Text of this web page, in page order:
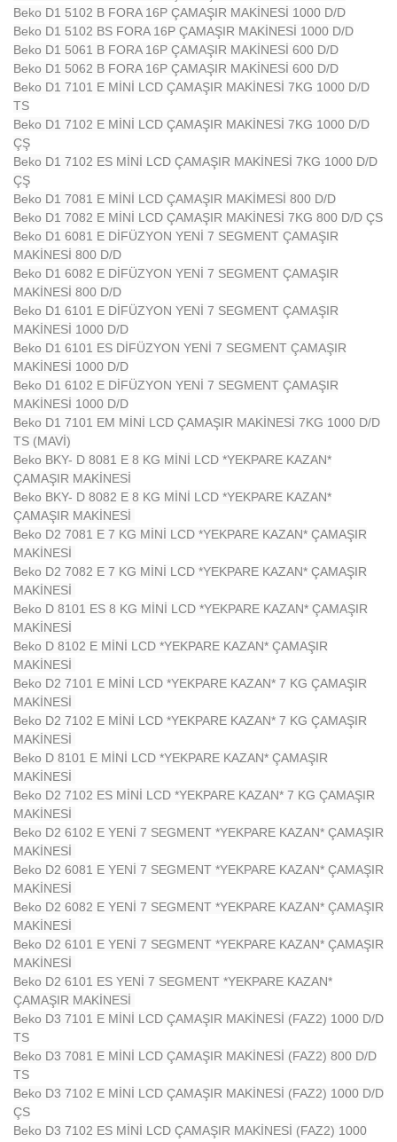
Beko D1 5102 B FORA 16P ÇAMAŞIR MAKİNESİ 1000 D/D
Beko D1 5102 BS FORA 16P ÇAMAŞIR MAKİNESİ 1000 D/D
Beko D1 5061 B FORA 16P ÇAMAŞIR MAKİNESİ 600 D/D
Beko D1 5062 B FORA 16P ÇAMAŞIR MAKİNESİ 600 D/D
Beko D1 7101 E MİNİ LCD ÇAMAŞIR MAKİNESİ 7KG 1000 D/D
TS
Beko D1 7102 E MİNİ LCD ÇAMAŞIR MAKİNESİ 7KG 1000 D/D
ÇŞ
Beko D1 7102 ES MİNİ LCD ÇAMAŞIR MAKİNESİ 7KG 1000 D/D
ÇŞ
Beko D1 7081 E MİNİ LCD ÇAMAŞIR MAKİMESİ 800 D/D
Beko D1 7082 E MİNİ LCD ÇAMAŞIR MAKİNESİ 7KG 800 D/D ÇS
Beko D1 6081 E DİFÜZYON YENİ 7 SEGMENT ÇAMAŞIR
MAKİNESİ 800 D/D
Beko D1 6082 E DİFÜZYON YENİ 7 SEGMENT ÇAMAŞIR
MAKİNESİ 800 D/D
Beko D1 6101 E DİFÜZYON YENİ 7 SEGMENT ÇAMAŞIR
MAKİNESİ 1000 D/D
Beko D1 6101 ES DİFÜZYON YENİ 7 SEGMENT ÇAMAŞIR
MAKİNESİ 1000 D/D
Beko D1 6102 E DİFÜZYON YENİ 7 SEGMENT ÇAMAŞIR
MAKİNESİ 1000 D/D
Beko D1 7101 EM MİNİ LCD ÇAMAŞIR MAKİNESİ 7KG 1000 D/D
TS (MAVİ)
Beko BKY- D 8081 E 8 KG MİNİ LCD *YEKPARE KAZAN*
ÇAMAŞIR MAKİNESİ
Beko BKY- D 8082 E 8 KG MİNİ LCD *YEKPARE KAZAN*
ÇAMAŞIR MAKİNESİ
Beko D2 7081 E 7 KG MİNİ LCD *YEKPARE KAZAN* ÇAMAŞIR
MAKİNESİ
Beko D2 7082 E 7 KG MİNİ LCD *YEKPARE KAZAN* ÇAMAŞIR
MAKİNESİ
Beko D 8101 ES 8 KG MİNİ LCD *YEKPARE KAZAN* ÇAMAŞIR
MAKİNESİ
Beko D 8102 E MİNİ LCD *YEKPARE KAZAN* ÇAMAŞIR
MAKİNESİ
Beko D2 7101 E MİNİ LCD *YEKPARE KAZAN* 7 KG ÇAMAŞIR
MAKİNESİ
Beko D2 7102 E MİNİ LCD *YEKPARE KAZAN* 7 KG ÇAMAŞIR
MAKİNESİ
Beko D 8101 E MİNİ LCD *YEKPARE KAZAN* ÇAMAŞIR
MAKİNESİ
Beko D2 7102 ES MİNİ LCD *YEKPARE KAZAN* 7 KG ÇAMAŞIR
MAKİNESİ
Beko D2 6102 E YENİ 7 SEGMENT *YEKPARE KAZAN* ÇAMAŞIR
MAKİNESİ
Beko D2 6081 E YENİ 7 SEGMENT *YEKPARE KAZAN* ÇAMAŞIR
MAKİNESİ
Beko D2 6082 E YENİ 7 SEGMENT *YEKPARE KAZAN* ÇAMAŞIR
MAKİNESİ
Beko D2 6101 E YENİ 7 SEGMENT *YEKPARE KAZAN* ÇAMAŞIR
MAKİNESİ
Beko D2 6101 ES YENİ 7 SEGMENT *YEKPARE KAZAN*
ÇAMAŞIR MAKİNESİ
Beko D3 7101 E MİNİ LCD ÇAMAŞIR MAKİNESİ (FAZ2) 1000 D/D
TS
Beko D3 7081 E MİNİ LCD ÇAMAŞIR MAKİNESİ (FAZ2) 800 D/D
TS
Beko D3 7102 E MİNİ LCD ÇAMAŞIR MAKİNESİ (FAZ2) 1000 D/D
ÇS
Beko D3 7102 ES MİNİ LCD ÇAMAŞIR MAKİNESİ (FAZ2) 1000